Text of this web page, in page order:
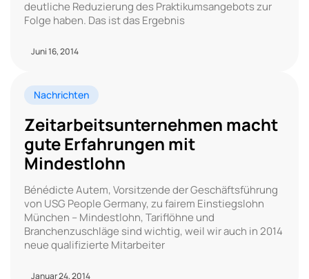
deutliche Reduzierung des Praktikumsangebots zur
Folge haben. Das ist das Ergebnis
Juni 16, 2014
Nachrichten
Zeitarbeitsunternehmen macht
gute Erfahrungen mit
Mindestlohn
Bénédicte Autem, Vorsitzende der Geschäftsführung
von USG People Germany, zu fairem Einstiegslohn
München – Mindestlohn, Tariflöhne und
Branchenzuschläge sind wichtig, weil wir auch in 2014
neue qualifizierte Mitarbeiter
Januar 24, 2014